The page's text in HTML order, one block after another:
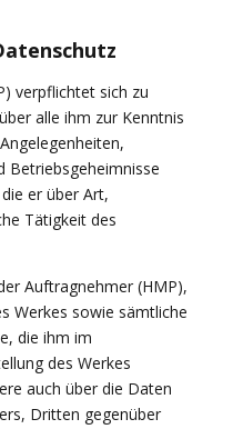
verpflichtet sich zu
alle ihm zur Kenntnis
Betriebsgeheimnisse
er über Art,
Tätigkeit des
Auftragnehmer (HMP),
Werkes sowie sämtliche
die ihm im
des Werkes
auch über die Daten
Dritten gegenüber